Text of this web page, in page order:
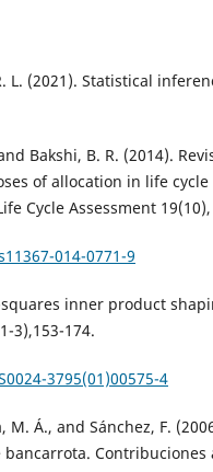
L. (2021). Statistical
Bakshi, B. R. (2014).
of allocation in life cycle
Cycle Assessment 19(10),
014-0771-9
squares inner product
3),153-174.
3795(01)00575-4
M. Á., and Sánchez, F.
Contribuciones